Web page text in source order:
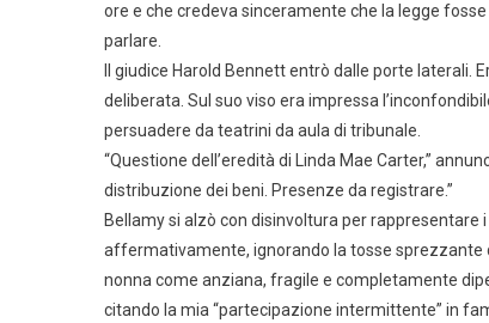
ore e che credeva sinceramente che la legge
parlare.
Il giudice Harold Bennett entrò dalle porte laterali.
deliberata. Sul suo viso era impressa
persuadere da teatrini da aula di tribunale.
“Questione dell’eredità di Linda Mae Carter,”
distribuzione dei beni. Presenze da registrare.”
Bellamy si alzò con disinvoltura per rappresentare
affermativamente, ignorando la tosse sprezzante
nonna come anziana, fragile e completamente
citando la mia “partecipazione intermittente” in